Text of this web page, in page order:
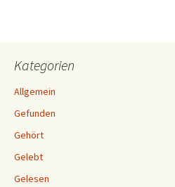
Kategorien
Allgemein
Gefunden
Gehört
Gelebt
Gelesen